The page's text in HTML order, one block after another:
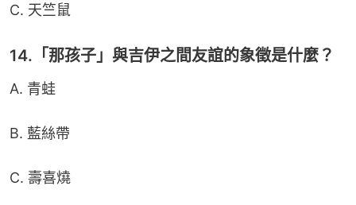
C. 天竺鼠
14.「那孩子」與吉伊之間友誼的象徵是什麼？
A. 青蛙
B. 藍絲帶
C. 壽喜燒